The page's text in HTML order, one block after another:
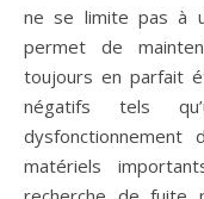
ne se limite pas à
permet de
toujours en parfait
négatifs tels
matériels